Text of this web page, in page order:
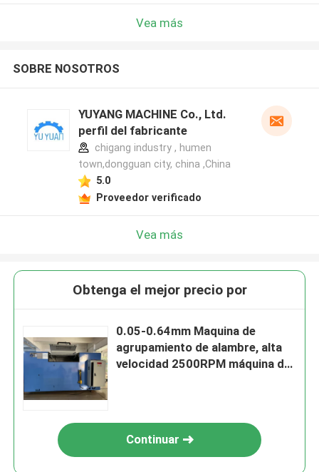
Vea más
SOBRE NOSOTROS
YUYANG MACHINE Co., Ltd.
perfil del fabricante
chigang industry , humen
town,dongguan city, china ,China
5.0
Proveedor verificado
Vea más
Obtenga el mejor precio por
0.05-0.64mm Maquina de
agrupamiento de alambre, alta
velocidad 2500RPM máquina de
Continuar